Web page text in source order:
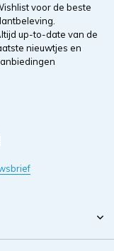
voor de beste
up-to-date van de
nieuwtjes en